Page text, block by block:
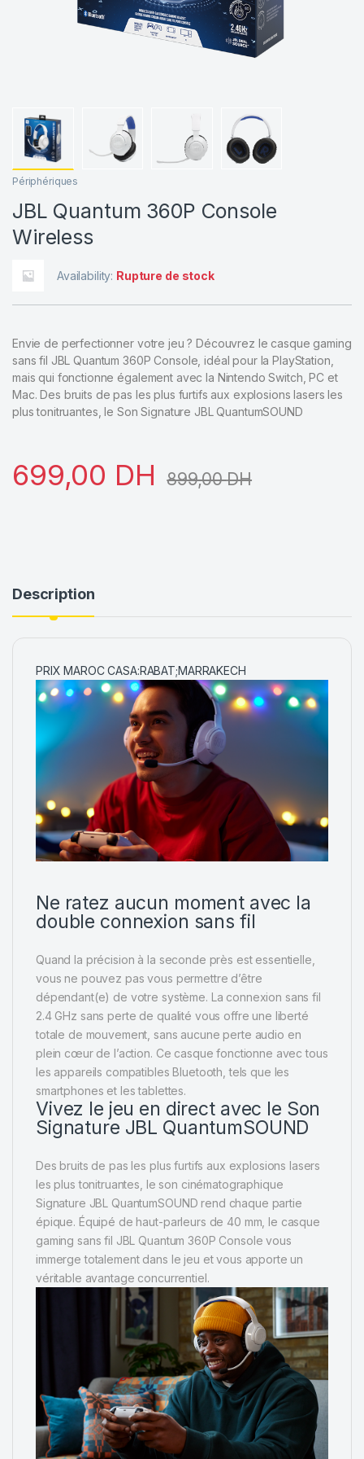
Périphériques
JBL Quantum 360P Console
Wireless
Availability: Rupture de stock
Envie de perfectionner votre jeu ? Découvrez le casque gaming
sans fil JBL Quantum 360P Console, idéal pour la PlayStation,
mais qui fonctionne également avec la Nintendo Switch, PC et
Mac. Des bruits de pas les plus furtifs aux explosions lasers les
plus tonitruantes, le Son Signature JBL QuantumSOUND
699,00 DH 899,00DH
Description
PRIX MAROC CASA:RABAT;MARRAKECH
Ne ratez aucun moment avec la
double connexion sans fil
Quand la précision à la seconde près est essentielle,
vous ne pouvez pas vous permettre d’être
dépendant(e) de votre système. La connexion sans fil
2.4 GHz sans perte de qualité vous offre une liberté
totale de mouvement, sans aucune perte audio en
plein cœur de l’action. Ce casque fonctionne avec tous
les appareils compatibles Bluetooth, tels que les
smartphones et les tablettes.
Vivez le jeu en direct avec le Son
Signature JBL QuantumSOUND
Des bruits de pas les plus furtifs aux explosions lasers
les plus tonitruantes, le son cinématographique
Signature JBL QuantumSOUND rend chaque partie
épique. Équipé de haut-parleurs de 40 mm, le casque
gaming sans fil JBL Quantum 360P Console vous
immerge totalement dans le jeu et vous apporte un
véritable avantage concurrentiel.